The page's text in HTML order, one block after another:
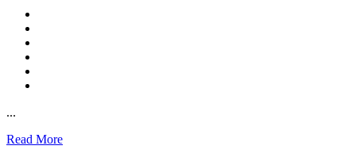
...
Read More